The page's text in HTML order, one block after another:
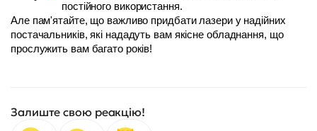
постійного використання.
Але пам'ятайте, що важливо придбати лазери у надійних
постачальників, які нададуть вам якісне обладнання, що
прослужить вам багато років!
Залиште свою реакцію!